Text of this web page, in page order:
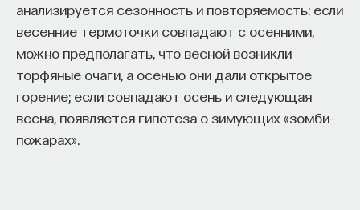
анализируется сезонность и повторяемость: если
весенние термоточки совпадают с осенними,
можно предполагать, что весной возникли
торфяные очаги, а осенью они дали открытое
горение; если совпадают осень и следующая
весна, появляется гипотеза о зимующих «зомби-
пожарах».